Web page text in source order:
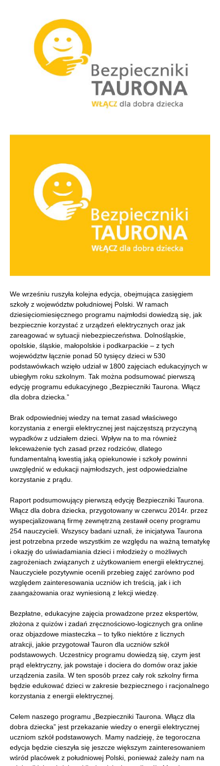
We wrześniu ruszyła kolejna edycja, obejmująca zasięgiem
szkoły z województw południowej Polski. W ramach
dziesięciomiesięcznego programu najmłodsi dowiedzą się, jak
bezpiecznie korzystać z urządzeń elektrycznych oraz jak
zareagować w sytuacji niebezpieczeństwa. Dolnośląskie,
opolskie, śląskie, małopolskie i podkarpackie – z tych
województw łącznie ponad 50 tysięcy dzieci w 530
podstawówkach wzięło udział w 1800 zajęciach edukacyjnych w
ubiegłym roku szkolnym. Tak można podsumować pierwszą
edycję programu edukacyjnego „Bezpieczniki Taurona. Włącz
dla dobra dziecka.”
Brak odpowiedniej wiedzy na temat zasad właściwego
korzystania z energii elektrycznej jest najczęstszą przyczyną
wypadków z udziałem dzieci. Wpływ na to ma również
lekceważenie tych zasad przez rodziców, dlatego
fundamentalną kwestią jaką opiekunowie i szkoły powinni
uwzględnić w edukacji najmłodszych, jest odpowiedzialne
korzystanie z prądu.
Raport podsumowujący pierwszą edycję Bezpieczniki Taurona.
Włącz dla dobra dziecka, przygotowany w czerwcu 2014r. przez
wyspecjalizowaną firmę zewnętrzną zestawił oceny programu
254 nauczycieli. Wszyscy badani uznali, że inicjatywa Taurona
jest potrzebna przede wszystkim ze względu na ważną tematykę
i okazję do uświadamiania dzieci i młodzieży o możliwych
zagrożeniach związanych z użytkowaniem energii elektrycznej.
Nauczyciele pozytywnie ocenili przebieg zajęć zarówno pod
względem zainteresowania uczniów ich treścią, jak i ich
zaangażowania oraz wyniesioną z lekcji wiedzę.
Bezpłatne, edukacyjne zajęcia prowadzone przez ekspertów,
złożona z quizów i zadań zręcznościowo-logicznych gra online
oraz objazdowe miasteczka – to tylko niektóre z licznych
atrakcji, jakie przygotował Tauron dla uczniów szkół
podstawowych. Uczestnicy programu dowiedzą się, czym jest
prąd elektryczny, jak powstaje i dociera do domów oraz jakie
urządzenia zasila. W ten sposób przez cały rok szkolny firma
będzie edukować dzieci w zakresie bezpiecznego i racjonalnego
korzystania z energii elektrycznej.
Celem naszego programu „Bezpieczniki Taurona. Włącz dla
dobra dziecka” jest przekazanie wiedzy o energii elektrycznej
uczniom szkół podstawowych. Mamy nadzieję, że tegoroczna
edycja będzie cieszyła się jeszcze większym zainteresowaniem
wśród placówek z południowej Polski, ponieważ zależy nam na